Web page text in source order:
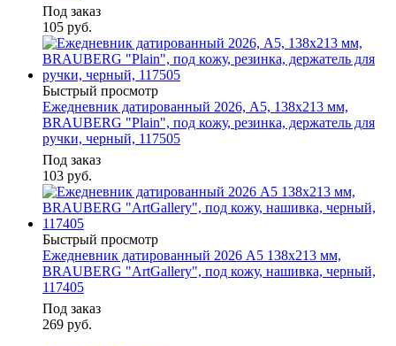
Под заказ
105 руб.
Быстрый просмотр
Ежедневник датированный 2026, А5, 138х213 мм,
BRAUBERG "Plain", под кожу, резинка, держатель для
ручки, черный, 117505
Под заказ
103 руб.
Быстрый просмотр
Ежедневник датированный 2026 А5 138х213 мм,
BRAUBERG "ArtGallery", под кожу, нашивка, черный,
117405
Под заказ
269 руб.